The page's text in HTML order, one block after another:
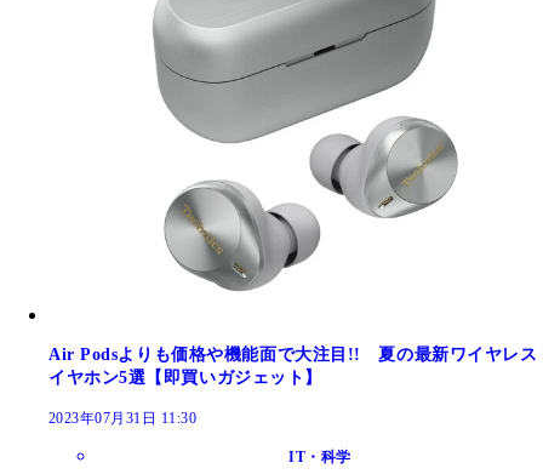
Air Podsよりも価格や機能面で大注目!! 夏の最新ワイヤレス
イヤホン5選【即買いガジェット】
2023年07月31日 11:30
IT・科学